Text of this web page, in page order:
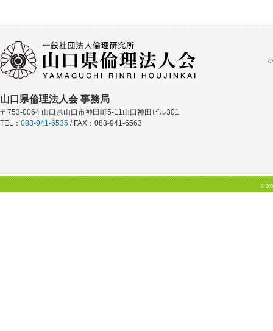
山口県倫理法人会 事務局
〒753-0064 山口県山口市神田町5-11山口神田ビル301
TEL： 083-941-6535 / FAX：083-941-6563
©